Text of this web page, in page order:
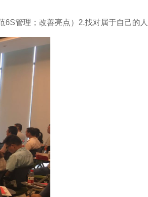
管理；改善亮点）2.找对属于自己的